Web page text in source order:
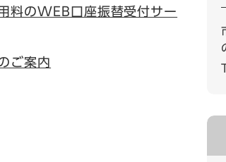
料のWEB口座振替受付サー
ご案内